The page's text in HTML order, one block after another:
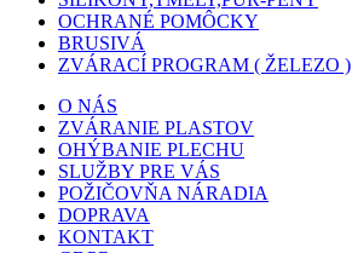
OCHRANÉ POMÔCKY
BRUSIVÁ
ZVÁRACÍ PROGRAM ( ŽELEZO )
O NÁS
ZVÁRANIE PLASTOV
OHÝBANIE PLECHU
SLUŽBY PRE VÁS
POŽIČOVŇA NÁRADIA
DOPRAVA
KONTAKT